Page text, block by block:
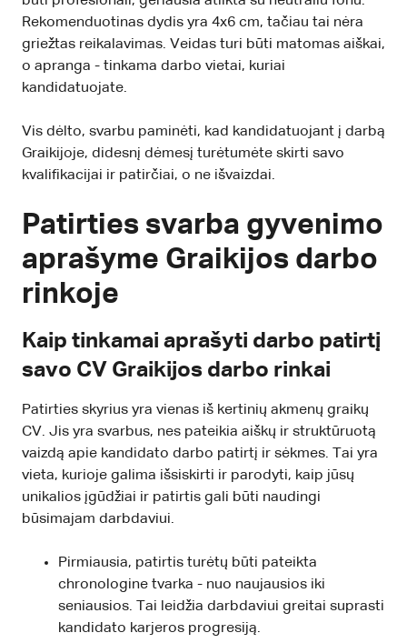
Rekomenduotinas dydis yra 4x6 cm, tačiau tai nėra
griežtas reikalavimas. Veidas turi būti matomas aiškai,
o apranga - tinkama darbo vietai, kuriai
kandidatuojate.
Vis dėlto, svarbu paminėti, kad kandidatuojant į darbą
Graikijoje, didesnį dėmesį turėtumėte skirti savo
kvalifikacijai ir patirčiai, o ne išvaizdai.
Patirties svarba gyvenimo
aprašyme Graikijos darbo
rinkoje
Kaip tinkamai aprašyti darbo patirtį
savo CV Graikijos darbo rinkai
Patirties skyrius yra vienas iš kertinių akmenų graikų
CV. Jis yra svarbus, nes pateikia aiškų ir struktūruotą
vaizdą apie kandidato darbo patirtį ir sėkmes. Tai yra
vieta, kurioje galima išsiskirti ir parodyti, kaip jūsų
unikalios įgūdžiai ir patirtis gali būti naudingi
būsimajam darbdaviui.
Pirmiausia, patirtis turėtų būti pateikta
chronologine tvarka - nuo naujausios iki
seniausios. Tai leidžia darbdaviui greitai suprasti
kandidato karjeros progresiją.